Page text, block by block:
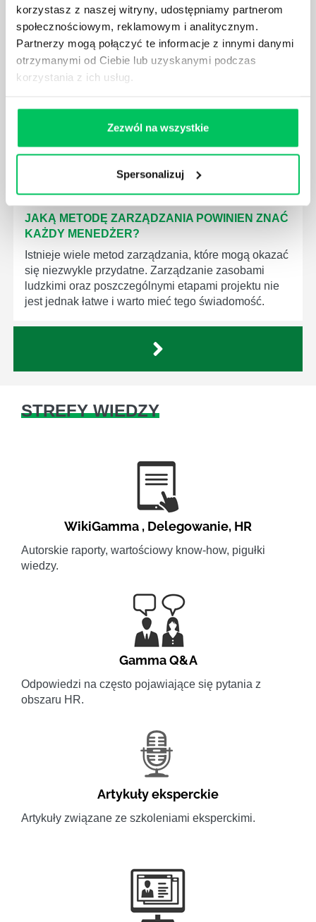
korzystasz z naszej witryny, udostępniamy partnerom
społecznościowym, reklamowym i analitycznym.
Partnerzy mogą połączyć te informacje z innymi danymi
otrzymanymi od Ciebie lub uzyskanymi podczas
korzystania z ich usług.
Zezwól na wszystkie
Spersonalizuj
JAK BRYGADZISTA MOŻE ROZWINĄĆ SWOJE
KOMPETENCJE MENEDŻERSKIE?
Menedżer to niezwykle ważne stanowisko w każdej
za realizację działań podległych mu osób oraz
JAKĄ METODĘ ZARZĄDZANIA POWINIEN ZNAĆ
KAŻDY MENEDŻER?
Istnieje wiele metod zarządzania, które mogą okazać
się niezwykle przydatne. Zarządzanie zasobami
ludzkimi oraz poszczególnymi etapami projektu nie
jest jednak łatwe i warto mieć tego świadomość.
STREFY WIEDZY
WikiGamma , Delegowanie, HR
Autorskie raporty, wartościowy know-how, pigułki
wiedzy.
Gamma Q&A
Odpowiedzi na często pojawiające się pytania z
obszaru HR.
Artykuły eksperckie
Artykuły związane ze szkoleniami eksperckimi.